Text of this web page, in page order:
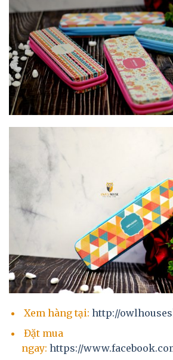
Xem hàng tại: http://
Đặt mua
ngay: https://